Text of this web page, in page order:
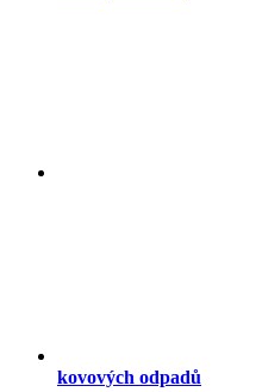
kovových odpadů